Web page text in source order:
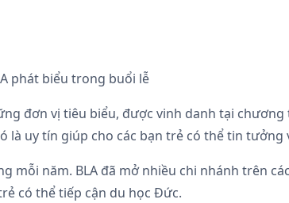
phát biểu trong buổi lễ
đơn vị tiêu biểu, được vinh danh tại
uy tín giúp cho các bạn trẻ có thể tin tưởng
mỗi năm. BLA đã mở nhiều chi nhánh trên
có thể tiếp cận du học Đức.